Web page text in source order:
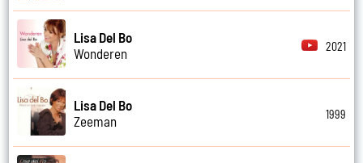
Lisa Del Bo
Wonderen
2021
Lisa Del Bo
Zeeman
1999